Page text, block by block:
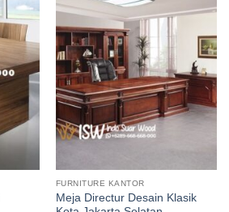
FURNITURE KANTOR
Meja Directur Desain Klasik